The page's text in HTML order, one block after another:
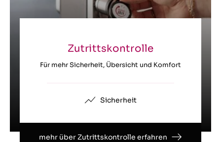
Zutrittskontrolle
Für mehr Sicherheit, Übersicht und Komfort
Sicherheit
mehr über Zutrittskontrolle erfahren